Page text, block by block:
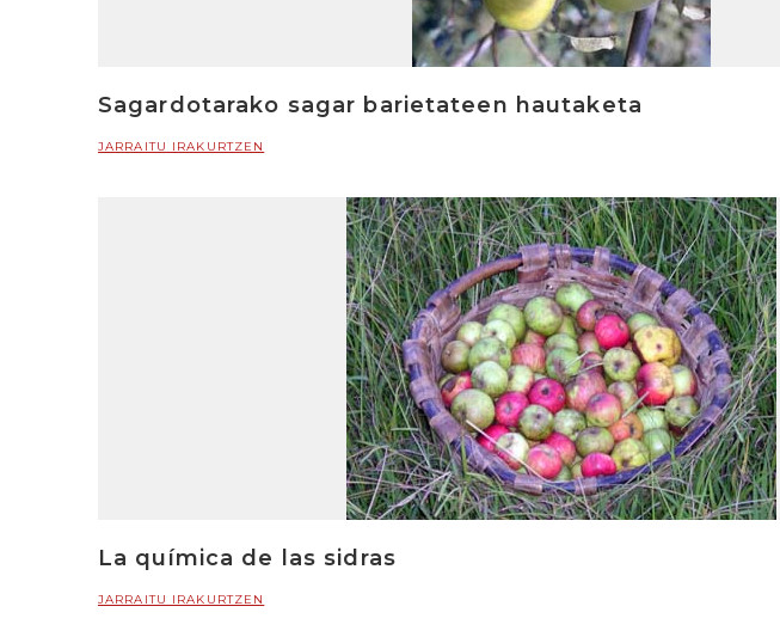
Sagardotarako sagar barietateen hautaketa
JARRAITU IRAKURTZEN
La química de las sidras
JARRAITU IRAKURTZEN